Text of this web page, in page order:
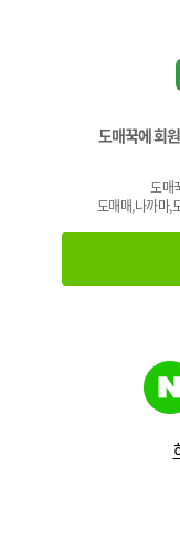
도매꾹에 회
도매
도매매,나까마,